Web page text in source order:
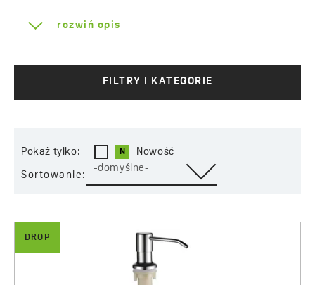
i jest niezwykle pomocna w utrzymaniu czystość
w system antyskręt, co oznacza, że nie będzie się
skręcał. Deszczownica natryskowa osadzona została na
wysokości oraz kąt nachylenia słuchawki prysznicowej.
Na drążku znajdziemy również praktyczną mydelniczkę.
Dozowniki DROP montowane w zlewozmywaku lub
(ponad blatem widoczny jest tylko podajnik). Dzięki
temu można lepiej zagospodarować powierzchnię blatu
kuchennego i utrzymać porządek w strefie wokół
zlewu. Pompki podajnika wykonane ze stali
rozwiń opis
FILTRY I KATEGORIE
Pokaż tylko: Nowość
Sortowanie:
-domyślne-
DROP